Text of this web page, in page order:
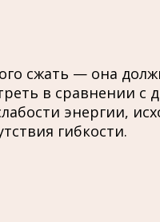
сжать — она
в сравнении
энергии,
гибкости.